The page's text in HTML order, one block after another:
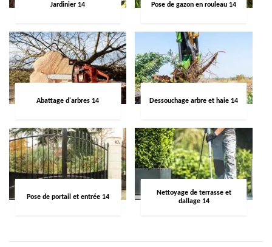
Jardinier 14 Pose de gazon en rouleau 14
Abattage d'arbres 14 Dessouchage arbre et haie 14
Pose de portail et entrée 14
Nettoyage de terrasse et
dallage 14